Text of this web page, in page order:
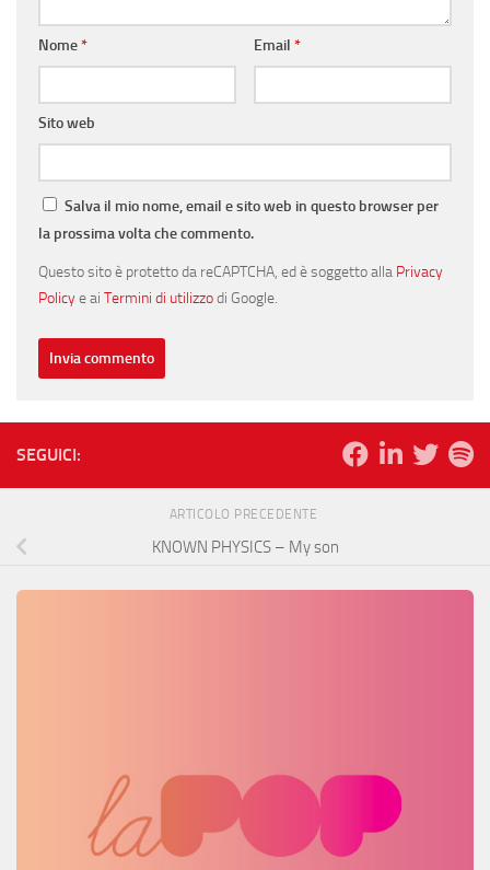
Nome* Email *
Sito web
Salva il mio nome, email e sito web in questo browser per
la prossima volta che commento.
Questo sito è protetto da reCAPTCHA, ed è soggetto alla Privacy
Policye ai Termini di utilizzodi Google.
SEGUICI:
ARTICOLO PRECEDENTE
KNOWN PHYSICS – My son